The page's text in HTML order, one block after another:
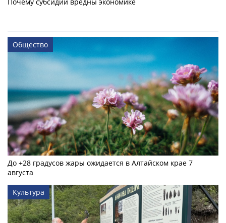
Общество
До +28 градусов жары ожидается в Алтайском крае 7
августа
Культура